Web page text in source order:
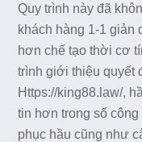
Quy trình này đã
khách hàng 1-1 giản
hơn chế tạo thời cơ
trình giới thiệu quyết
Https://king88.law/,
tin hơn trong số
phục hầu cũng như